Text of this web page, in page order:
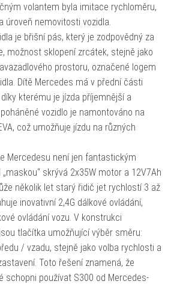
volantem byla imitace rychloměru,
úroveň nemovitosti vozidla.
je břišní pás, který je zodpovědný za
možnost sklopení zrcátek, stejně jako
prostoru, označené logem
Dítě Mercedes má v přední části
kterému je jízda příjemnější a
vozidlo je namontováno na
což umožňuje jízdu na různých
Mercedesu není jen fantastickým
skrývá 2x35W motor a 12V7Ah
několik let starý řidič jet rychlostí 3 až
inovativní 2,4G dálkové ovládání,
ovládání vozu. V konstrukci
tlačítka umožňující výběr směru:
/ vzadu, stejně jako volba rychlosti a
Toto řešení znamená, že
schopni používat S300 od Mercedes-